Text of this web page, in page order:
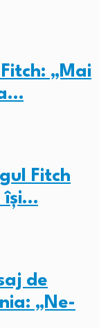
„Mai
Fitch
își…
de
„Ne-